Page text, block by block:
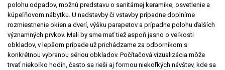
polohu odpadov, možnú predstavu o sanitárnej keramike, osvetlenie a
kúpeľňovom nábytku. U nadstavby či vstavby prípadne doplníme
rozmiestnenie okien a dverí, výšku parapetov a prípadne polohu ďalších
významných prvkov. Mali by sme mať tiež aspoň jasno o veľkosti
obkladov, v lepšom prípade už prichádzame za odborníkom s
konkrétnou vybranou sériou obkladov. Počítačová vizualizácia môže
trvať niekoľko hodín, často sa rieši aj formou niekoľkých návštev, kde sa